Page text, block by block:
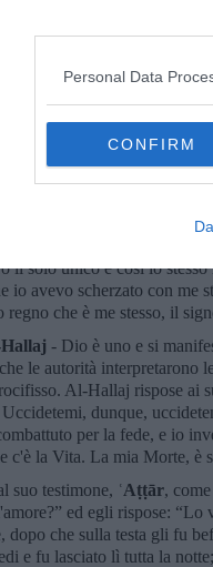
Personal Data
CONFIRM
saggezza
è coerente con un
mio traguardo e risolto il
a cui chiedevo aiuto.
come una pagina
che prendo da me. Poiché
concedo a me stesso, lo
Quanto a quello che
il conoscitore, il
solo un argine che ho
il solo unico e così io
io avevo scherzato con me
che è me stesso, il
- Dio è uno e si
le autorità
Al-Hallaj rispose
dunque,
per la fede, e io
c'è la Vita. La mia Morte, è
suo testimone, ʿAṭṭār,
ed egli rispose:
dopo che sulla testa gli fu
e fu lasciato lì tutta la